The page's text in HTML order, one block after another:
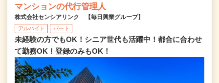
マンションの代行管理人
株式会社センシアリンク 【毎日興業グループ】
アルバイト パート
未経験の方でもOK！シニア世代も活躍中！都合に合わせ
て勤務OK！登録のみもOK！